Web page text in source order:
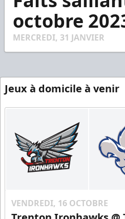
minute,
seconds
octobre
MERCREDI, 31 JANVIER
Jeux à domicile à venir
VENDREDI, 16 OCTOBRE